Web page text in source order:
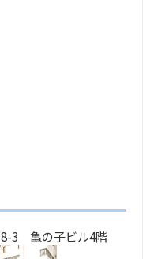
8-3 亀の子ビル4階